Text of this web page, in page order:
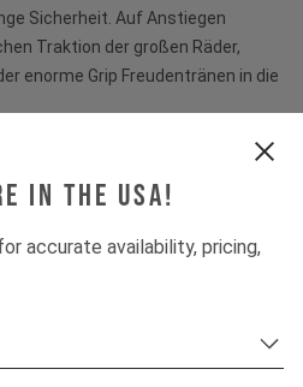
in the USA!
accurate availability, pricing,
Sicherheit. Auf Anstiegen
Traktion der großen Räder,
enorme Grip Freudentränen in die
80%